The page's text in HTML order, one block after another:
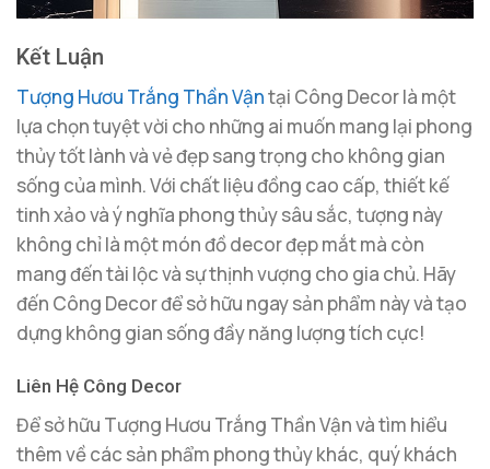
Kết Luận
Tượng Hươu Trắng Thần Vậntại Công Decor là một
lựa chọn tuyệt vời cho những ai muốn mang lại phong
thủy tốt lành và vẻ đẹp sang trọng cho không gian
sống của mình. Với chất liệu đồng cao cấp, thiết kế
tinh xảo và ý nghĩa phong thủy sâu sắc, tượng này
không chỉ là một món đồ decor đẹp mắt mà còn
mang đến tài lộc và sự thịnh vượng cho gia chủ. Hãy
đến Công Decor để sở hữu ngay sản phẩm này và tạo
dựng không gian sống đầy năng lượng tích cực!
Liên Hệ Công Decor
Để sở hữu Tượng Hươu Trắng Thần Vận và tìm hiểu
thêm về các sản phẩm phong thủy khác, quý khách